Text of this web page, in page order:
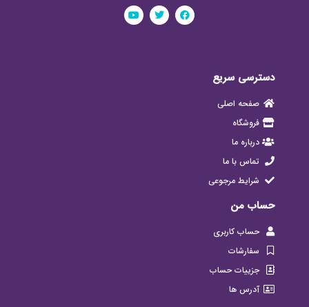
دسترسی سریع
صفحه اصلی
فروشگاه
درباره ما
تماس با ما
شرایط مرجوعی
حساب من
حساب کاربری
سفارشات
جزییات حساب
آدرس ها